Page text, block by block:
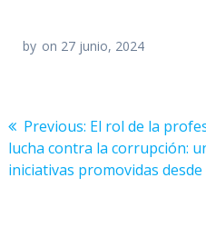
by on 27 junio, 2024
Navegación
de
Previous: Previous
post:
El rol de la
lucha contra la corrupción:
iniciativas promovidas desde